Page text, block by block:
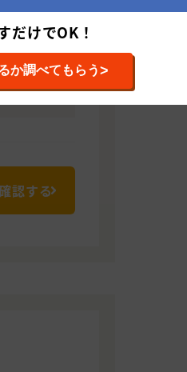
認する
だけでOK！
か調べてもらう>